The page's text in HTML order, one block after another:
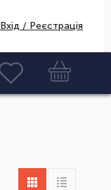
Вхід / Реєстрація